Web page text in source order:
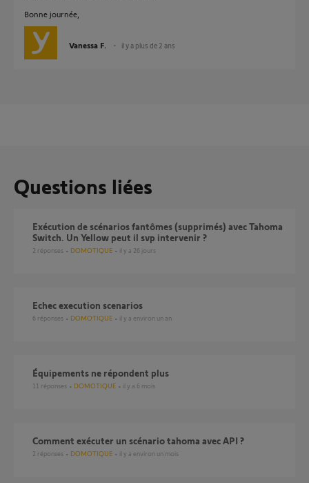
Bonne journée,
Vanessa F. il y a plus de 2 ans
Questions liées
Exécution de scénarios fantômes (supprimés) avec Tahoma
Switch. Un Yellow peut il svp intervenir ?
2 réponses DOMOTIQUE il y a 26 jours
Echec execution scenarios
6 réponses DOMOTIQUE il y a environ un an
Équipements ne répondent plus
11 réponses DOMOTIQUE il y a 6 mois
comment exécuter un scénario tahoma avec API ?
2 réponses DOMOTIQUE il y a environ un mois